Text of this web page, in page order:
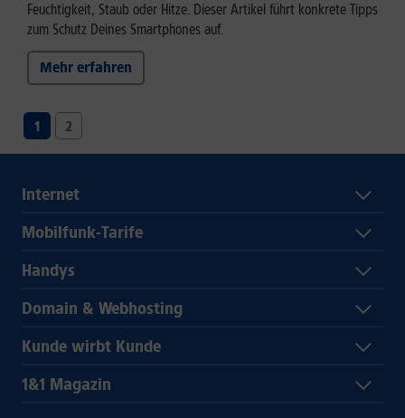
Feuchtigkeit, Staub oder Hitze. Dieser Artikel führt konkrete Tipps
zum Schutz Deines Smartphones auf.
Mehr erfahren
1 2
Internet
Mobilfunk-Tarife
Handys
Domain & Webhosting
Kunde wirbt Kunde
1&1 Magazin